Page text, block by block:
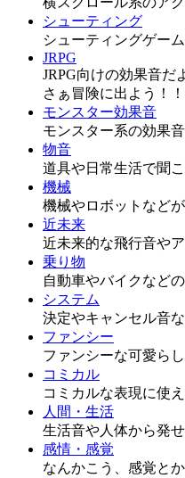
シューティング
シューティングゲー
JRPG
JRPG向けの効果音だ
さぁ冒険に出よう！！
モンスター効果音
モンスター系の効果
物音
道具や日常生活で聞
機械
機械やロボットなど
近未来
近未来的な飛行音や
乗り物
自動車やバイクなど
システム
決定やキャンセル音
ファンシー
ファンシーな可愛ら
コミカル
コミカルな表現に使
人間・生活
生活音や人体から発
感情・感覚
なんかこう、感覚と